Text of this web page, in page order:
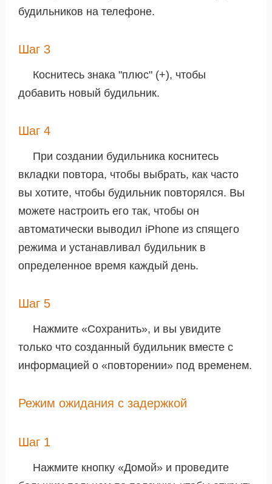
будильников на телефоне.
Шаг 3
Коснитесь знака "плюс" (+), чтобы
добавить новый будильник.
Шаг 4
При создании будильника коснитесь
вкладки повтора, чтобы выбрать, как часто
вы хотите, чтобы будильник повторялся. Вы
можете настроить его так, чтобы он
автоматически выводил iPhone из спящего
режима и устанавливал будильник в
определенное время каждый день.
Шаг 5
Нажмите «Сохранить», и вы увидите
только что созданный будильник вместе с
информацией о «повторении» под временем.
Режим ожидания с задержкой
Шаг 1
Нажмите кнопку «Домой» и проведите